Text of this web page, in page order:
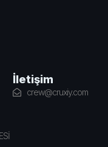
İletişim
crew@cruxiy.com